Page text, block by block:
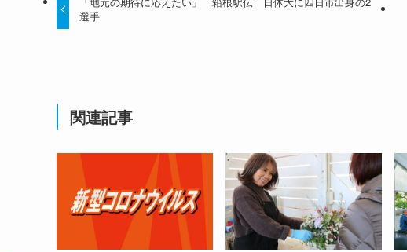
選手
関連記事